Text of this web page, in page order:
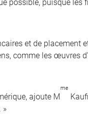
possible, puisque les
et de placement
comme les œuvres
ajoute M
me
»